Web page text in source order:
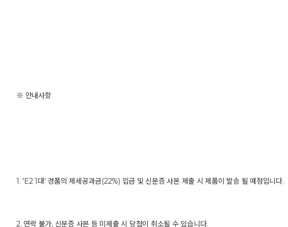
※ 안내사항
1. 'E2 1대' 경품의 제세공과금(22%) 입금 및 신분증 사본 제출 시 제품이 발송 될 예정입니다.
2. 연락 불가, 신분증 사본 등 미제출 시 당첨이 취소될 수 있습니다.